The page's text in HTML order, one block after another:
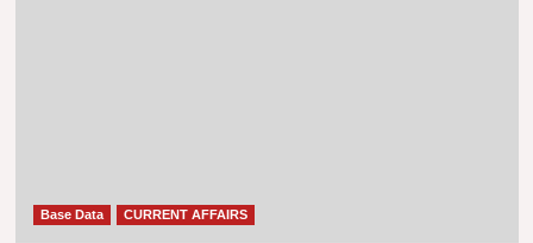
Base Data CURRENT AFFAIRS